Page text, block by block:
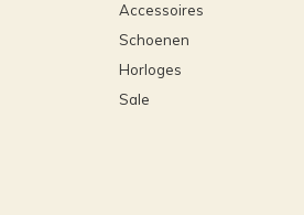
Accessoires
Schoenen
Horloges
Sale